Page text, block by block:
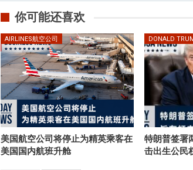
你可能还喜欢
AIRLINES航空公司
美国航空公司将停止为精英乘客在
美国国内航班升舱
DONALD
特朗普签署
击出生公民